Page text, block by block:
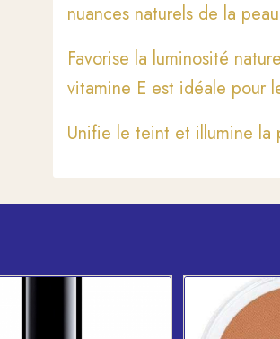
nuances naturels de la
Favorise la luminosité
vitamine E est idéale pour
Unifie le teint et illumine la